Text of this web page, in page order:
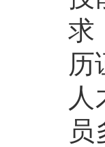
求
历